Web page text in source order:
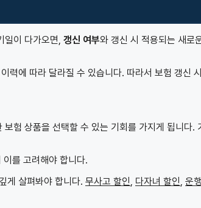
일이 다가오면, 갱신 여부와 갱신 시 적용되는 새로
력에 따라 달라질 수 있습니다. 따라서 보험 갱신 시
험 상품을 선택할 수 있는 기회를 가지게 됩니다.
를 고려해야 합니다.
게 살펴봐야 합니다. 무사고 할인, 다자녀 할인, 운